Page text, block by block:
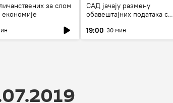
за слом
САД јачају размену
обавештајних података с
19:00 30 мин